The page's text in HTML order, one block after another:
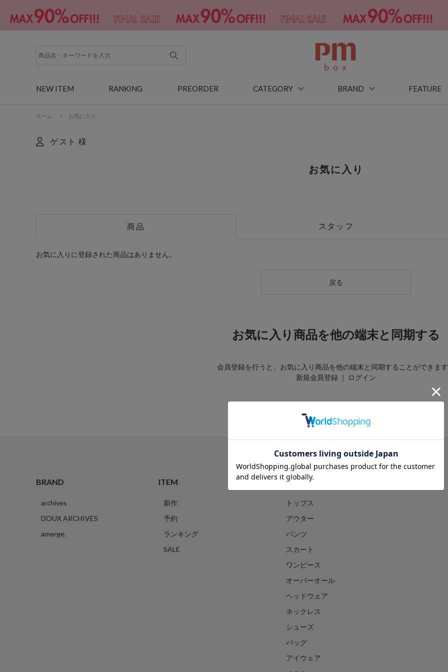
NEW ITEM RANKING PREORDER CATEGORY BRAND FEATURE
ホーム > お気に入り
ゲスト 様
お気に入り
商品 スタッフ
お気に入りに登録された商品はありません。
戻る
お気に入り商品を他の端末と同期する
会員登録を行うと、お気に入り商品を他の端末と同期することができます
新規会員登録 ｜ ログイン
BRAND
archives
DOUX ARCHIVES
amerge.
ITEM
新作
予約
ランキング
SALE
CATEGORY
トップス
アウター
パンツ
スカート
ワンピース
オーバーオール
ヘッドウェア
ネックレス
シューズ
バッグ
アイウェア